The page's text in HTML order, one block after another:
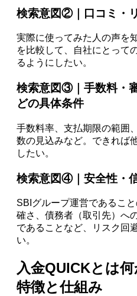
検索意図②｜口コミ・
実際に使ってみた人の声を
を比較して、自社にとって
るようにしたい。
検索意図③｜手数料・
どの具体条件
手数料率、支払期限の範囲
数の見込みなど。できれば
したい。
検索意図④｜安全性・
SBIグループ運営であるこ
確さ、債務者（取引先）へ
であることなど、リスク回
い。
入金QUICKとは
特徴と仕組み